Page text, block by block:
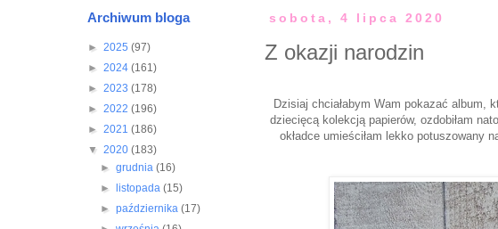
sobota, 4 lipca 2020
Z okazji narodzin
Dzisiaj chciałabym Wam pokazać album,
dziecięcą kolekcją papierów, ozdobiłam
okładce umieściłam lekko potuszowany
Archiwum bloga
► 2025 (97)
► 2024 (161)
► 2023 (178)
► 2022 (196)
► 2021 (186)
▼ 2020 (183)
► grudnia (16)
►
listopada (15)
► października (17)